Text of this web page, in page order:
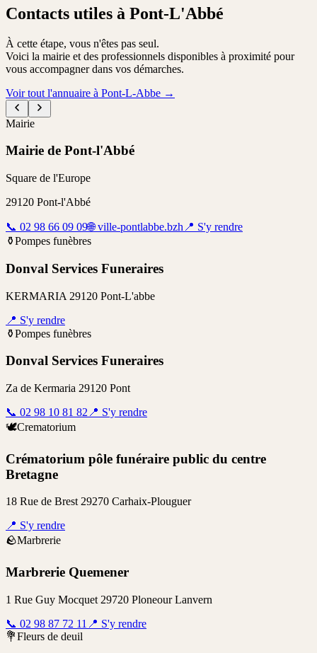
Contacts utiles à Pont-L'Abbé
À cette étape, vous n'êtes pas seul.
Voici la mairie et des professionnels disponibles à proximité pour
vous accompagner dans vos démarches.
Voir tout l'annuaire à Pont-L-Abbe →
Mairie
Mairie de Pont-l'Abbé
Square de l'Europe
29120 Pont-l'Abbé
📞 02 98 66 09 09🌐 ville-pontlabbe.bzh 📍 S'y rendre
⚱️Pompes funèbres
Donval Services Funeraires
KERMARIA 29120 Pont-L'abbe
📍 S'y rendre
⚱️Pompes funèbres
Donval Services Funeraires
Za de Kermaria 29120 Pont
📞 02 98 10 81 82 📍 S'y rendre
🕊️Crematorium
Crématorium pôle funéraire public du centre
Bretagne
18 Rue de Brest 29270 Carhaix-Plouguer
📍 S'y rendre
🪨Marbrerie
Marbrerie Quemener
1 Rue Guy Mocquet 29720 Ploneour Lanvern
📞 02 98 87 72 11 📍 S'y rendre
💐Fleurs de deuil